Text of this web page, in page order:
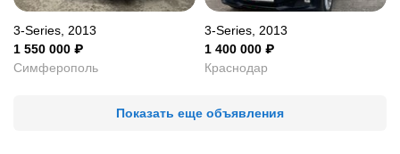
3-Series, 2013
1 550 000 ₽
Симферополь
3-Series, 2013
1 400 000 ₽
Краснодар
Показать еще объявления